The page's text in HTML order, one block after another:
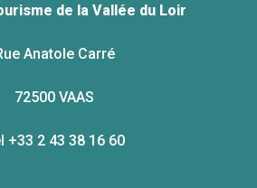
de la Vallée du Loir
Anatole Carré
72500 VAAS
+33 2 43 38 16 60